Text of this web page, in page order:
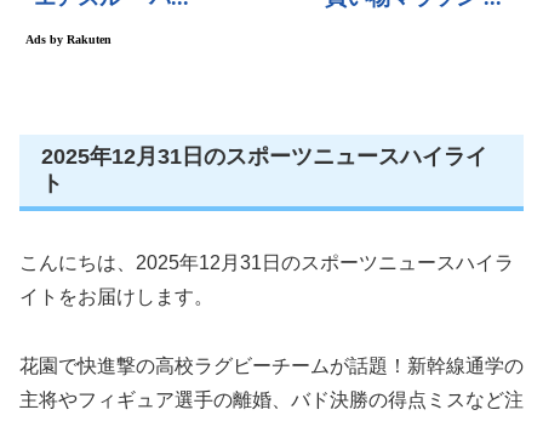
2025年12月31日のスポーツニュースハイライ
ト
こんにちは、2025年12月31日のスポーツニュースハイラ
イトをお届けします。
花園で快進撃の高校ラグビーチームが話題！新幹線通学の
主将やフィギュア選手の離婚、バド決勝の得点ミスなど注